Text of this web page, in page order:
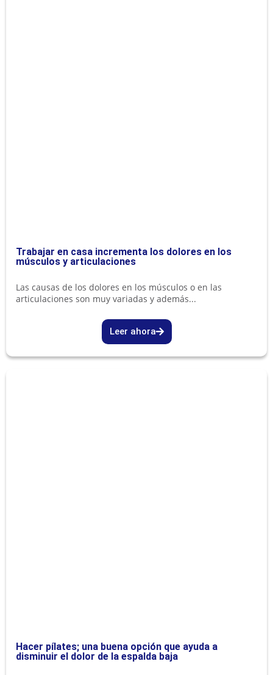
Trabajar en casa incrementa los dolores en los
músculos y articulaciones
Las causas de los dolores en los músculos o en las
articulaciones son muy variadas y además...
Leer ahora
Hacer pílates; una buena opción que ayuda a
disminuir el dolor de la espalda baja